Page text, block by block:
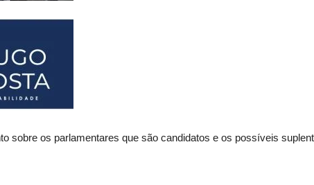
sobre os parlamentares que são candidatos e os possíveis